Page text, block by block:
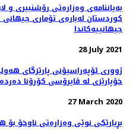
بەیاننامەی وەزارەتی رۆشنبیری
کوردستان لەبارەی تۆماری
جیهانییەکاندا
28 July 2021
خۆپارێزی لە ڤایرۆسی كۆرۆنا
27 March 2020
بڕیارێكی نوێی وەزارەتی ناوخۆ بۆ